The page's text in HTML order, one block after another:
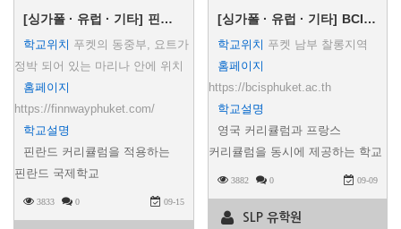
[싱가폴 · 유럽 · 기타] 핀웨이 푸켓 국제학교
학교위치 푸켓의 동중부, 요트가
정박 되어 있는 마리나 안에 위치
홈페이지
https://finnwayphuket.com/
학교설명
핀란드 커리큘럼을 적용하는
핀란드 국제학교
3833 0 09-15
[싱가폴 · 유럽 · 기타] BCIS Phuket
학교위치 푸켓 남부 찰롱지역
홈페이지
https://bcisphuket.ac.th
학교설명
영국 커리큘럼과 프랑스
커리큘럼을 동시에 제공하는 학교
3882 0 09-09
SLP 유학원